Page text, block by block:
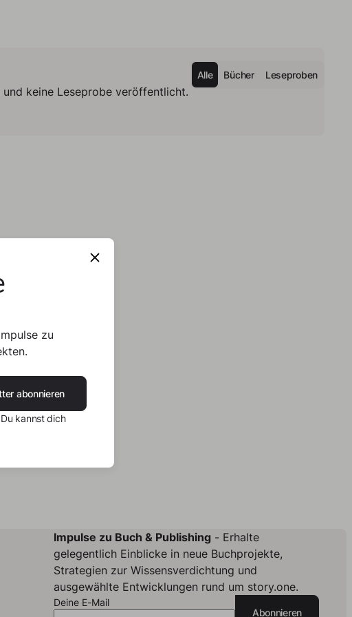
Alle Bücher Leseproben
keine Leseprobe veröffentlicht.
Impulse zu Buch & Publishing- Erhalte
gelegentlich Einblicke in neue Buchprojekte,
Strategien zur Wissensverdichtung und
ausgewählte Entwicklungen rund um story.one.
Deine E-Mail
Abonnieren
zu
abonnieren
kannst dich